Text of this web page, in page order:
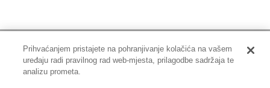
Impressum | Pravne informacije
Prihvaćanjem pristajete na pohranjivanje kolačića na vašem
uređaju radi pravilnog rad web-mjesta, prilagodbe sadržaja te
analizu prometa.